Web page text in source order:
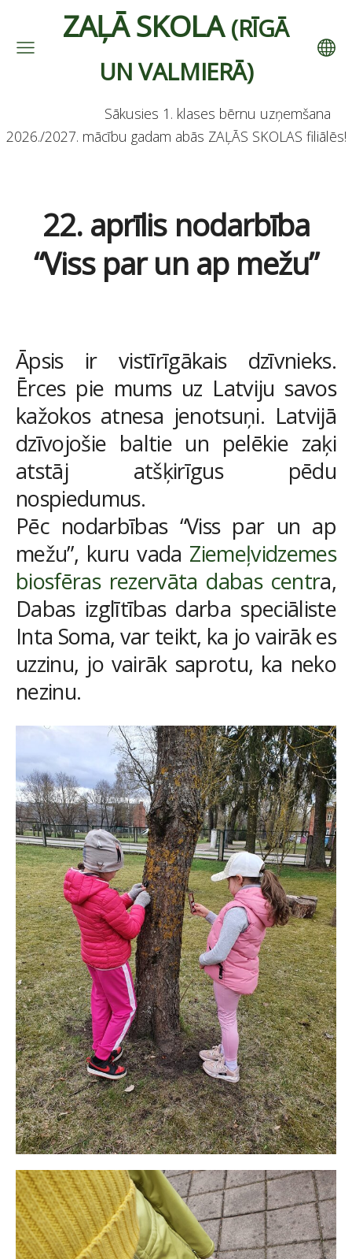
ZAĻĀ SKOLA(RĪGĀ
UN VALMIERĀ)
Sākusies 1. klases bērnu uzņemšana
2026./2027. mācību gadam abās ZAĻĀS SKOLAS filiālēs!
22. aprīlis nodarbība
“Viss par un ap mežu”
Āpsis ir vistīrīgākais dzīvnieks.
Ērces pie mums uz Latviju savos
kažokos atnesa jenotsuņi. Latvijā
dzīvojošie baltie un pelēkie zaķi
atstāj atšķirīgus pēdu
nospiedumus.
Pēc nodarbības “Viss par un ap
mežu”, kuru vada Ziemeļvidzemes
biosfēras rezervāta dabas centra,
Dabas izglītības darba speciāliste
Inta Soma, var teikt, ka jo vairāk es
uzzinu, jo vairāk saprotu, ka neko
nezinu.